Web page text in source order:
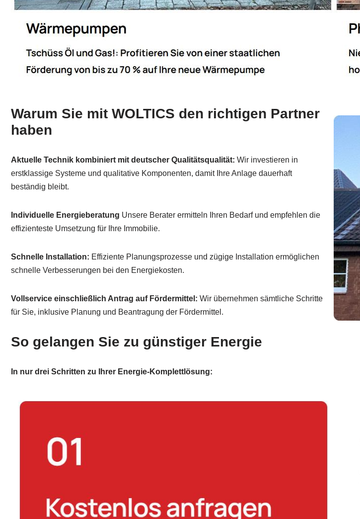
Warum Sie mit WOLTICS den richtigen Partner
haben
Aktuelle Technik kombiniert mit deutscher Qualitätsqualität: Wir investieren in
erstklassige Systeme und qualitative Komponenten, damit Ihre Anlage dauerhaft
beständig bleibt.
Individuelle Energieberatung Unsere Berater ermitteln Ihren Bedarf und empfehlen die
effizienteste Umsetzung für Ihre Immobilie.
Schnelle Installation: Effiziente Planungsprozesse und zügige Installation ermöglichen
schnelle Verbesserungen bei den Energiekosten.
Vollservice einschließlich Antrag auf Fördermittel: Wir übernehmen sämtliche Schritte
für Sie, inklusive Planung und Beantragung der Fördermittel.
So gelangen Sie zu günstiger Energie
In nur drei Schritten zu Ihrer Energie-Komplettlösung: